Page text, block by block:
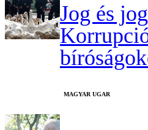
Jog és
MAGYAR UGAR